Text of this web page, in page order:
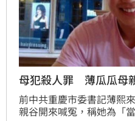
母犯殺人罪 薄瓜瓜母
前中共重慶市委書記薄熙
親谷開來喊冤，稱她為「